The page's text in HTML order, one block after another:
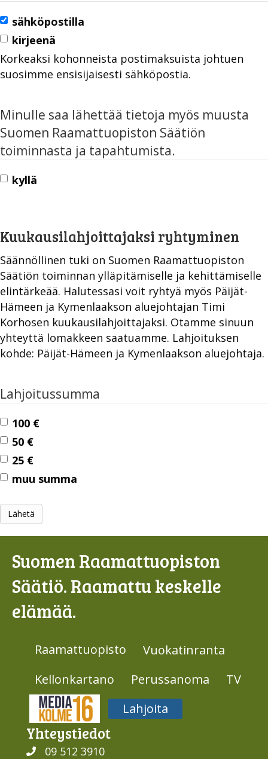
sähköpostilla
kirjeenä
Korkeaksi kohonneista postimaksuista johtuen
suosimme ensisijaisesti sähköpostia.
Minulle saa lähettää tietoja myös muusta
Suomen Raamattuopiston Säätiön
toiminnasta ja tapahtumista.
kyllä
Kuukausilahjoittajaksi ryhtyminen
Säännöllinen tuki on Suomen Raamattuopiston
Säätiön toiminnan ylläpitämiselle ja kehittämiselle
elintärkeää. Halutessasi voit ryhtyä myös Päijät-
Hämeen ja Kymenlaakson aluejohtajan Timi
Korhosen kuukausilahjoittajaksi. Otamme sinuun
yhteyttä lomakkeen saatuamme. Lahjoituksen
kohde: Päijät-Hämeen ja Kymenlaakson aluejohtaja.
Lahjoitussumma
100 €
50 €
25 €
muu summa
Lähetä
Suomen Raamattuopiston
Säätiö. Raamattu keskelle
elämää.
Raamattuopisto
Vuokatinranta
Kellonkartano
Perussanoma
TV
Media316
Lahjoita
Yhteys­tiedot
09 512 3910